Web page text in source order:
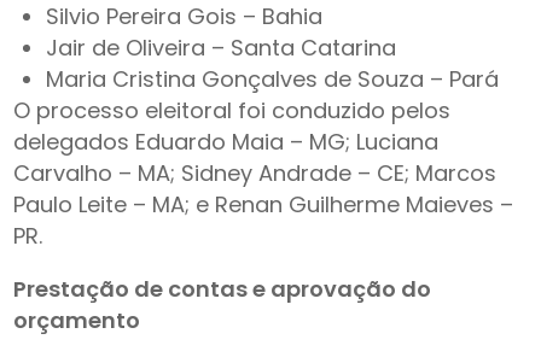
Silvio Pereira Gois – Bahia
Jair de Oliveira – Santa Catarina
Maria Cristina Gonçalves de Souza – Pará
O processo eleitoral foi conduzido pelos
delegados Eduardo Maia – MG; Luciana
Carvalho – MA; Sidney Andrade – CE; Marcos
Paulo Leite – MA; e Renan Guilherme Maieves –
PR.
Prestação de contas e aprovação do
orçamento